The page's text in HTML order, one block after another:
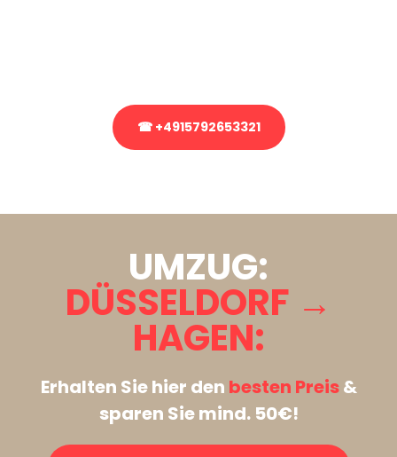
☎ +4915792653321
UMZUG:
DÜSSELDORF →
HAGEN:
Erhalten Sie hier den besten Preis&
sparen Sie mind. 50€!